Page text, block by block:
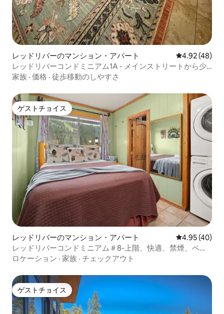
レッドリバーのマンション・アパート レビュー48
4.92 (48)
レッドリバーコンドミニアム1A - メインストリートから少
し
家族 · 価格 · 徒歩移動のしやすさ
ゲストチョイス
ゲストチョイス
レッドリバーのマンション・アパート レビュー40
4.95 (40)
レッドリバーコンドミニアム＃8-上階、快適、禁煙、ペッ
トOK
ロケーション · 家族 · チェックアウト
ゲストチョイス
ゲストチョイス